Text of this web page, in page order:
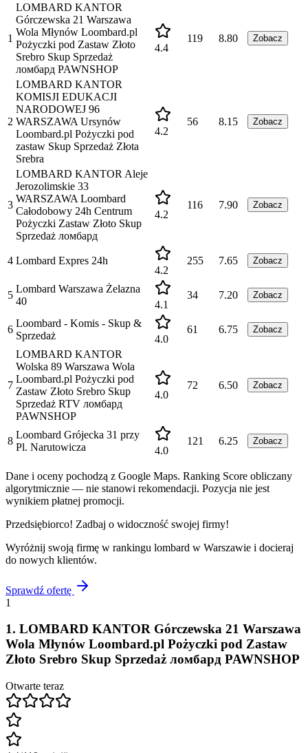
1
LOMBARD KANTOR
Górczewska 21 Warszawa
Wola Młynów Loombard.pl
Pożyczki pod Zastaw Złoto
Srebro Skup Sprzedaż
ломбард PAWNSHOP
4.4
119 8.80 Zobacz
2
LOMBARD KANTOR
KOMISJI EDUKACJI
NARODOWEJ 96
WARSZAWA Ursynów
Loombard.pl Pożyczki pod
zastaw Skup Sprzedaż Złota
Srebra
4.2
56 8.15 Zobacz
3
LOMBARD KANTOR Aleje
Jerozolimskie 33
WARSZAWA Loombard
Całodobowy 24h Centrum
Pożyczki Zastaw Złoto Skup
Sprzedaż ломбард
4.2
116 7.90 Zobacz
4 Lombard Expres 24h
4.2
255 7.65 Zobacz
5
Lombard Warszawa Żelazna
40
4.1
34 7.20 Zobacz
6
Loombard - Komis - Skup &
Sprzedaż
4.0
61 6.75 Zobacz
7
LOMBARD KANTOR
Wolska 89 Warszawa Wola
Loombard.pl Pożyczki pod
Zastaw Złoto Srebro Skup
Sprzedaż RTV ломбард
PAWNSHOP
4.0
72 6.50 Zobacz
8
Loombard Grójecka 31 przy
Pl. Narutowicza
4.0
121 6.25 Zobacz
Dane i oceny pochodzą z Google Maps. Ranking Score obliczany
algorytmicznie — nie stanowi rekomendacji. Pozycja nie jest
wynikiem płatnej promocji.
Przedsiębiorco! Zadbaj o widoczność swojej firmy!
Wyróżnij swoją firmę w rankingu lombard w Warszawie i docieraj
do nowych klientów.
Sprawdź ofertę
1
1. LOMBARD KANTOR Górczewska 21 Warszawa
Wola Młynów Loombard.pl Pożyczki pod Zastaw
Złoto Srebro Skup Sprzedaż ломбард PAWNSHOP
Otwarte teraz